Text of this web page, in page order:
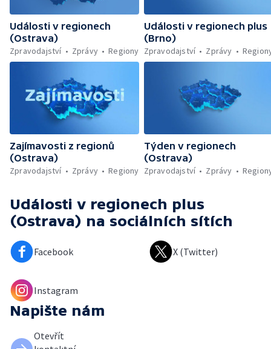
Události v regionech
(Ostrava)
Zpravodajství
Zprávy Regiony
Události v regionech plus
(Brno)
Zpravodajství
Zprávy
Zajímavosti z regionů
(Ostrava)
Zpravodajství
Zprávy Regiony
Týden v regionech
(Ostrava)
Zpravodajství
Zprávy
Události v regionech plus
(Ostrava) na sociálních sítích
Facebook X (Twitter)
Instagram
Napište nám
Otevřít